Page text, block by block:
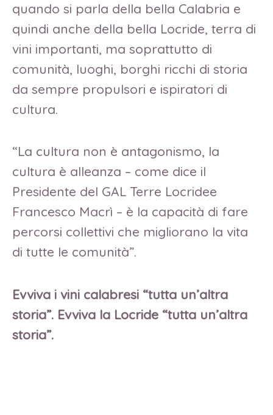
quando si parla della bella Calabria e
quindi anche della bella Locride, terra di
vini importanti, ma soprattutto di
comunità, luoghi, borghi ricchi di storia
da sempre propulsori e ispiratori di
cultura.
“La cultura non è antagonismo, la
cultura è alleanza – come dice il
Presidente del GAL Terre Locridee
Francesco Macrì – è la capacità di fare
percorsi collettivi che migliorano la vita
di tutte le comunità”.
Evviva i vini calabresi “tutta un’altra
storia”. Evviva la Locride “tutta un’altra
storia”.